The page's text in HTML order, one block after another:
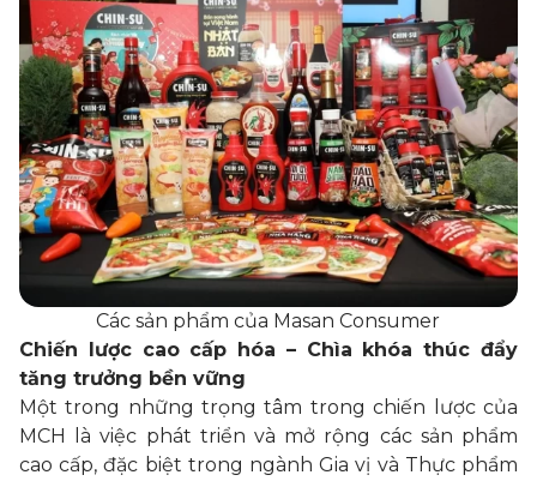
Các sản phẩm của Masan Consumer
Chiến lược cao cấp hóa – Chìa khóa thúc đẩy
tăng trưởng bền vững
Một trong những trọng tâm trong chiến lược của
MCH là việc phát triển và mở rộng các sản phẩm
cao cấp, đặc biệt trong ngành Gia vị và Thực phẩm